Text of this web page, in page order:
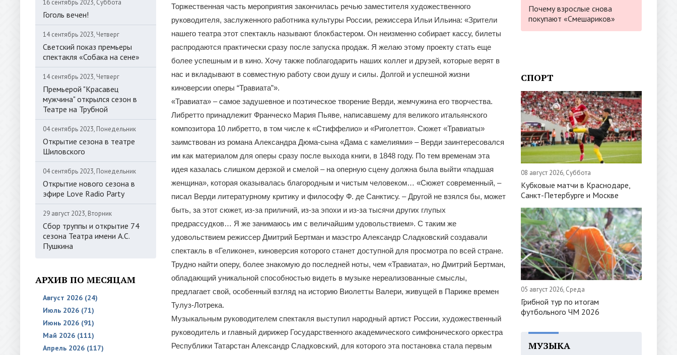
16 сентябрь 2023, Суббота
Гоголь вечен!
14 сентябрь 2023, Четверг
Светский показ премьеры
спектакля «Собака на сене»
14 сентябрь 2023, Четверг
Премьерой "Красавец
мужчина" открылся сезон в
Театре на Трубной
04 сентябрь 2023, Понедельник
Открытие сезона в театре
Шиловского
04 сентябрь 2023, Понедельник
Открытие нового сезона в
эфире Love Radio Party
29 август 2023, Вторник
Сбор труппы и открытие 74
сезона Театра имени А.С.
Пушкина
АРХИВ ПО МЕСЯЦАМ
Август 2026 (24)
Июль 2026 (71)
Июнь 2026 (91)
Май 2026 (111)
Апрель 2026 (117)
Торжественная часть мероприятия закончилась речью заместителя художественного
руководителя, заслуженного работника культуры России, режиссера Ильи Ильина: «Зрители
нашего театра этот спектакль называют блокбастером. Он неизменно собирает кассу, билеты
распродаются практически сразу после запуска продаж. Я желаю этому проекту стать еще
более успешным и в кино. Хочу также поблагодарить наших коллег и друзей, которые верят в
нас и вкладывают в совместную работу свои душу и силы. Долгой и успешной жизни
киноверсии оперы “Травиата”».
«Травиата» – самое задушевное и поэтическое творение Верди, жемчужина его творчества.
Либретто принадлежит Франческо Мария Пьяве, написавшему для великого итальянского
композитора 10 либретто, в том числе к «Стиффелио» и «Риголетто». Сюжет «Травиаты»
заимствован из романа Александра Дюма-сына «Дама с камелиями» – Верди заинтересовался
им как материалом для оперы сразу после выхода книги, в 1848 году. По тем временам эта
идея казалась слишком дерзкой и смелой – на оперную сцену должна была выйти «падшая
женщина», которая оказывалась благородным и чистым человеком… «Сюжет современный, –
писал Верди литературному критику и философу Ф. де Санктису. – Другой не взялся бы, может
быть, за этот сюжет, из-за приличий, из-за эпохи и из-за тысячи других глупых
предрассудков… Я же занимаюсь им с величайшим удовольствием». С таким же
удовольствием режиссер Дмитрий Бертман и маэстро Александр Сладковский создавали
спектакль в «Геликоне», киноверсия которого станет доступной для просмотра по всей стране.
Трудно найти оперу, более знакомую до последней ноты, чем «Травиата», но Дмитрий Бертман,
обладающий уникальной способностью видеть в музыке нереализованные смыслы,
предлагает свой, особенный взгляд на историю Виолетты Валери, живущей в Париже времен
Тулуз-Лотрека.
Музыкальным руководителем спектакля выступил народный артист России, художественный
руководитель и главный дирижер Государственного академического симфонического оркестра
Республики Татарстан Александр Сладковский, для которого эта постановка стала первым
Почему взрослые снова
покупают «Смешариков»
СПОРТ
08 август 2026, Суббота
Кубковые матчи в Краснодаре,
Санкт-Петербурге и Москве
05 август 2026, Среда
Грибной тур по итогам
футбольного ЧМ 2026
МУЗЫКА